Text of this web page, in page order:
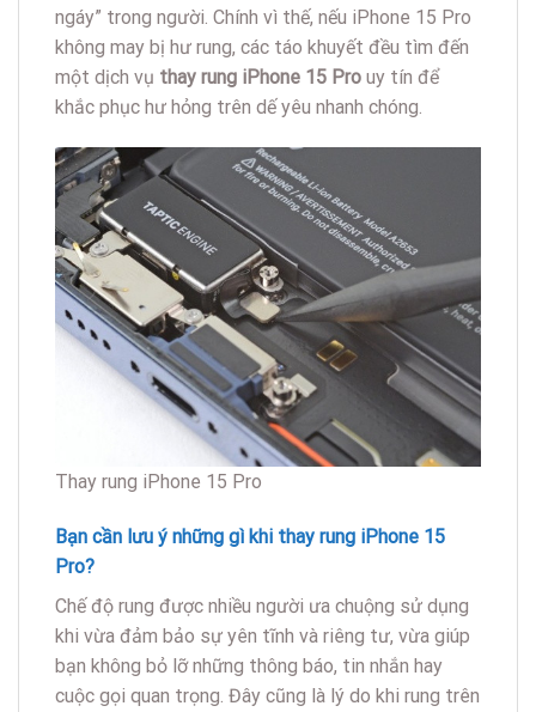
ngáy” trong người. Chính vì thế, nếu iPhone 15 Pro
không may bị hư rung, các táo khuyết đều tìm đến
một dịch vụ thay rung iPhone 15 Pro uy tín để
khắc phục hư hỏng trên dế yêu nhanh chóng.
Thay rung iPhone 15 Pro
Bạn cần lưu ý những gì khi thay rung iPhone 15
Pro?
Chế độ rung được nhiều người ưa chuộng sử dụng
khi vừa đảm bảo sự yên tĩnh và riêng tư, vừa giúp
bạn không bỏ lỡ những thông báo, tin nhắn hay
cuộc gọi quan trọng. Đây cũng là lý do khi rung trên